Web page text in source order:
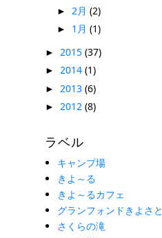
► 2月 (2)
► 1月 (1)
► 2015 (37)
► 2014 (1)
► 2013 (6)
► 2012 (8)
ラベル
キャンプ場
きよ～る
きよ～るカフェ
グランフォンドきよさと
さくらの滝